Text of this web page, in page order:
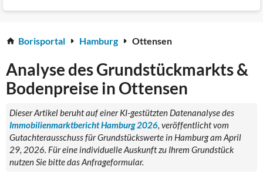
Borisportal Hamburg Ottensen
Analyse des Grundstückmarkts &
Bodenpreise in Ottensen
Dieser Artikel beruht auf einer KI-gestützten Datenanalyse des
Immobilienmarktbericht Hamburg 2026, veröffentlicht vom
Gutachterausschuss für Grundstückswerte in Hamburg am April
29, 2026. Für eine individuelle Auskunft zu Ihrem Grundstück
nutzen Sie bitte das Anfrageformular.